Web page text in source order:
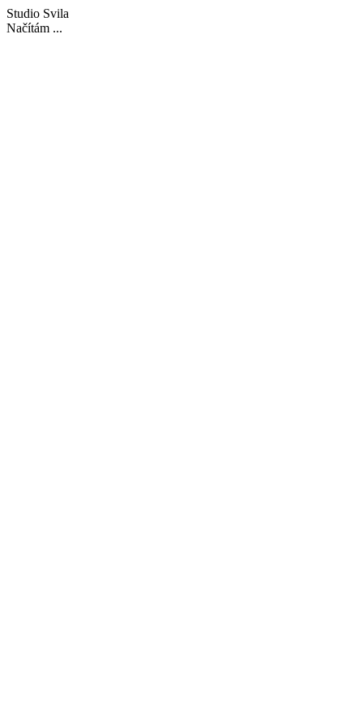
Studio Svila
Načítám ...